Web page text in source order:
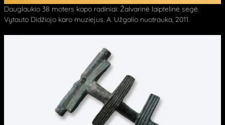
Dauglaukio 38 moters kapo radiniai: Žalvarinė laiptelinė segė.
Vytauto Didžiojo karo muziejus. A. Užgalio nuotrauka, 2011.